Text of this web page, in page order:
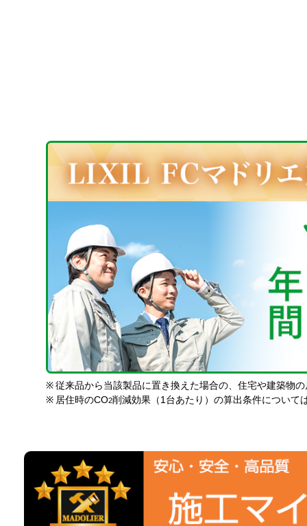
※ 従来品から当該製品に置き換えた場合の、住宅や建築物
※ 居住時のCO2削減効果（1台あたり）の算出条件について